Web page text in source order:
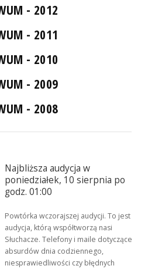
- 2012
- 2011
- 2010
- 2009
- 2008
Najbliższa audycja w
poniedziałek, 10 sierpnia po
godz. 01:00
Powtórka wczorajszej audycji. To jest
audycja, którą współtworzą nasi
Słuchacze. Telefony i maile dotyczące
absurdów dnia codziennego,
niesprawiedliwości czy błędnych